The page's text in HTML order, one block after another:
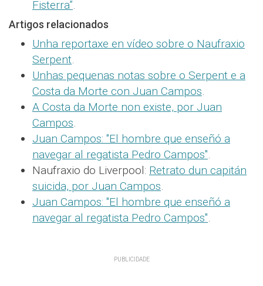
Fisterra”.
Artigos relacionados
Unha reportaxe en vídeo sobre o Naufraxio
Serpent.
Unhas pequenas notas sobre o Serpent e a
Costa da Morte con Juan Campos.
A Costa da Morte non existe, por Juan
Campos.
Juan Campos: "El hombre que enseñó a
navegar al regatista Pedro Campos".
Naufraxio do Liverpool: Retrato dun capitán
suicida, por Juan Campos.
Juan Campos: "El hombre que enseñó a
navegar al regatista Pedro Campos".